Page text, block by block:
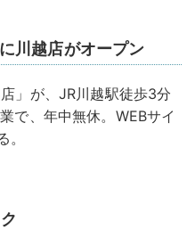
川越店がオープン
」が、JR川越駅徒歩3分
で、年中無休。WEBサイ